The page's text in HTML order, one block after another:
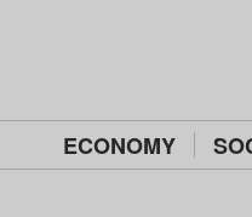
ECONOMY